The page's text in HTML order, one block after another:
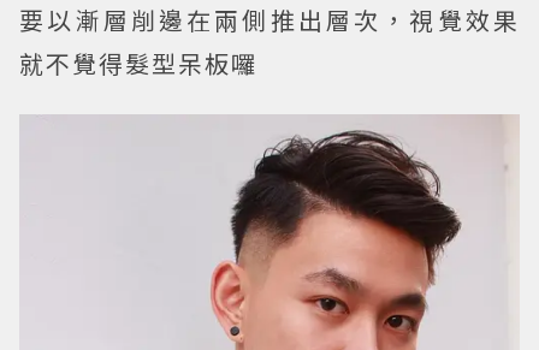
要以漸層削邊在兩側推出層次，視覺效果
就不覺得髮型呆板囉